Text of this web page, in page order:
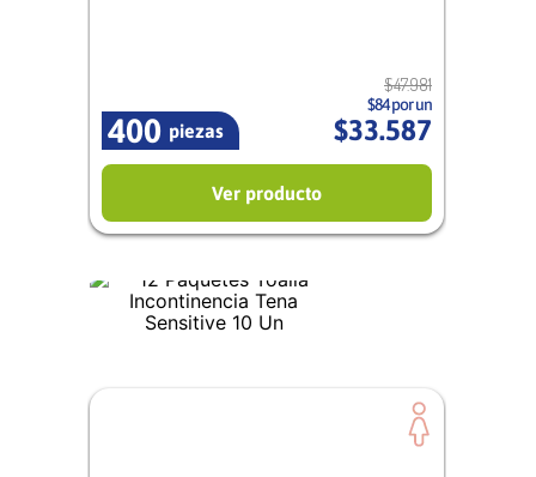
piezas
400
$47.981
$84 por un
$33.587
Ver producto